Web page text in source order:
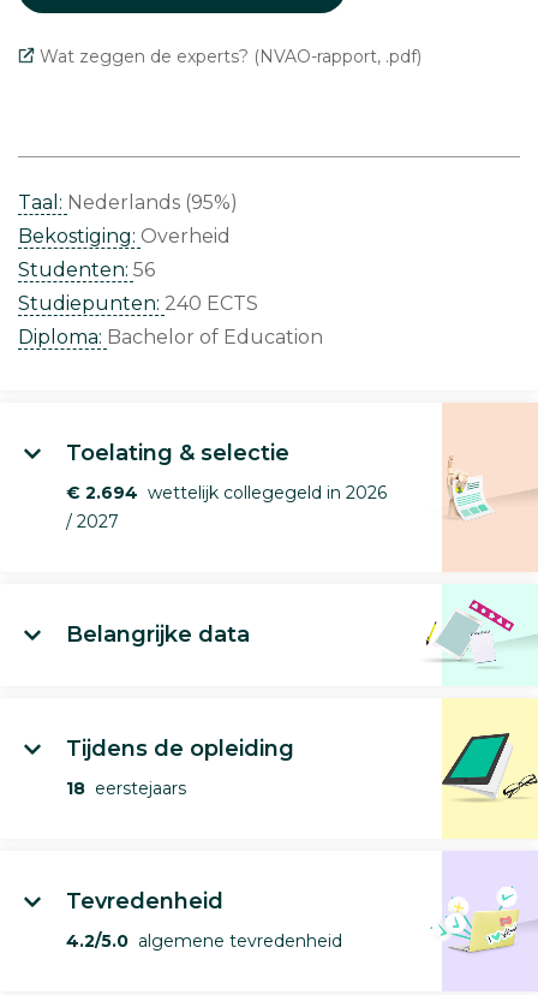
Wat zeggen de experts? (NVAO-rapport, .pdf)
Taal: Nederlands (95%)
Bekostiging: Overheid
Studenten: 56
Studiepunten: 240 ECTS
Diploma: Bachelor of Education
Toelating & selectie
€ 2.694 wettelijk collegegeld in 2026
/ 2027
Belangrijke data
Tijdens de opleiding
18 eerstejaars
Tevredenheid
4.2/5.0 algemene tevredenheid